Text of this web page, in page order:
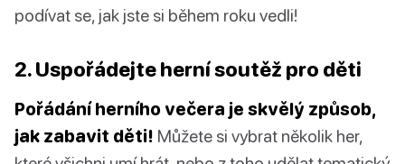
podívat se, jak jste si během roku vedli!
2. Uspořádejte herní soutěž pro děti
Pořádání herního večera je skvělý způsob,
jak zabavit děti! Můžete si vybrat několik her,